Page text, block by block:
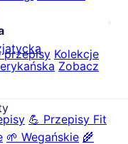
Zobacz
💪 Przepisy Fit
🌱 Wegańskie 🌾
przepisy Kolekcje